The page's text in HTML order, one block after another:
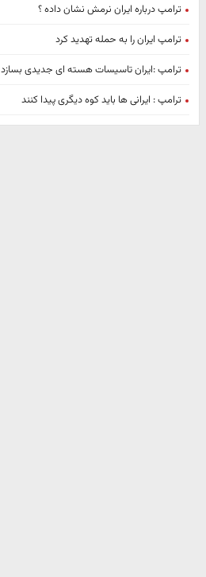
ترامپ درباره ایران نرمش نشان داده ؟
ترامپ ایران را به حمله تهدید کرد
ترامپ :ایران تاسیسات هسته ای جدیدی بسازد
ترامپ : ایرانی ها باید کوه دیگری پیدا کنند